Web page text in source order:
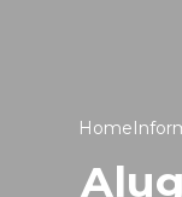
Home